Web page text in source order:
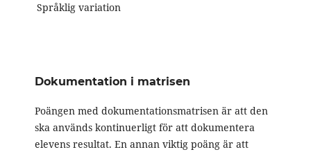
Språklig variation
Dokumentation i matrisen
Poängen med dokumentationsmatrisen är att den
ska används kontinuerligt för att dokumentera
elevens resultat. En annan viktig poäng är att